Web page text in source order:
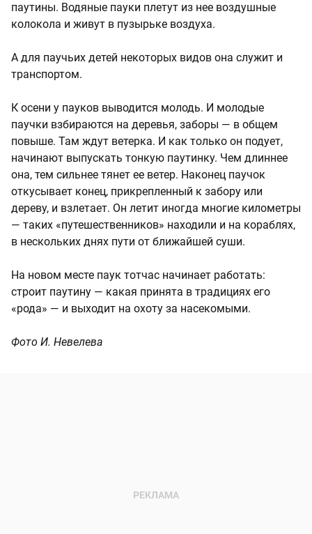
паутины. Водяные пауки плетут из нее воздушные
колокола и живут в пузырьке воздуха.
А для паучьих детей некоторых видов она служит и
транспортом.
К осени у пауков выводится молодь. И молодые
паучки взбираются на деревья, заборы — в общем
повыше. Там ждут ветерка. И как только он подует,
начинают выпускать тонкую паутинку. Чем длиннее
она, тем сильнее тянет ее ветер. Наконец паучок
откусывает конец, прикрепленный к забору или
дереву, и взлетает. Он летит иногда многие километры
— таких «путешественников» находили и на кораблях,
в нескольких днях пути от ближайшей суши.
На новом месте паук тотчас начинает работать:
строит паутину — какая принята в традициях его
«рода» — и выходит на охоту за насекомыми.
Фото И. Невелева